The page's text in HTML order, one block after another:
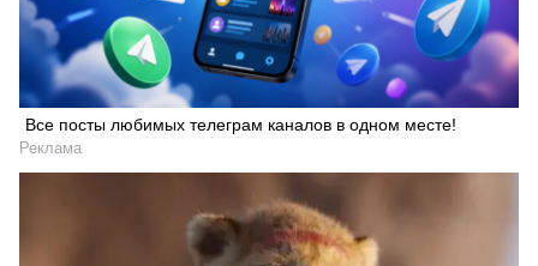
Все посты любимых телеграм каналов в одном месте!
Реклама